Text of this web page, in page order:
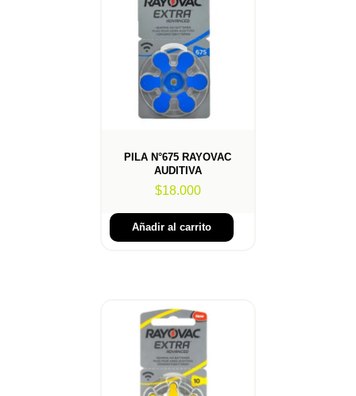
PILA N°675 RAYOVAC
AUDITIVA
$18.000
Añadir al carrito